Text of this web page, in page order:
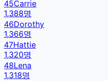
45Carrie
1,388명
46Dorothy
1,366명
47Hattie
1,320명
48Lena
1,318명